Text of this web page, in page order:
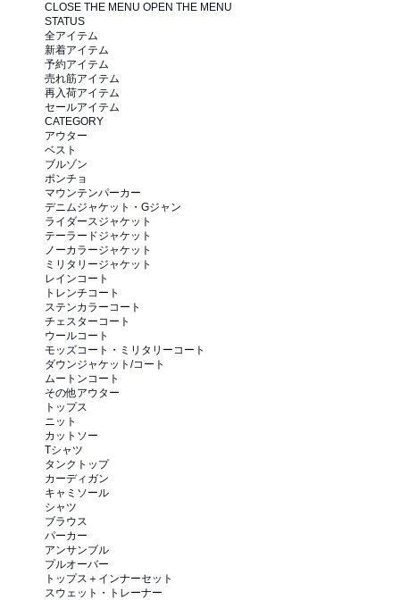
CLOSE THE MENU OPEN THE MENU
STATUS
全アイテム
新着アイテム
予約アイテム
売れ筋アイテム
再入荷アイテム
セールアイテム
CATEGORY
アウター
ベスト
ブルゾン
ポンチョ
マウンテンパーカー
デニムジャケット・Gジャン
ライダースジャケット
テーラードジャケット
ノーカラージャケット
ミリタリージャケット
レインコート
トレンチコート
ステンカラーコート
チェスターコート
ウールコート
モッズコート・ミリタリーコート
ダウンジャケット/コート
ムートンコート
その他アウター
トップス
ニット
カットソー
Tシャツ
タンクトップ
カーディガン
キャミソール
シャツ
ブラウス
パーカー
アンサンブル
プルオーバー
トップス＋インナーセット
スウェット・トレーナー